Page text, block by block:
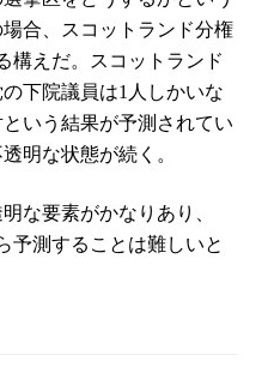
合、スコットランド分権
構えだ。スコットランド
下院議員は1 人しかいな
いう結果が予測されてい
明な状態が続く。
な要素がかなりあり、
予測することは難しいと